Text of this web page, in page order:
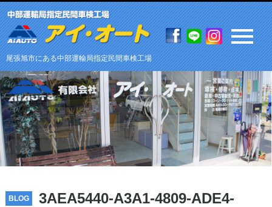
尾張旭市にある中部運輸局指定民間車検工場
3AEA5440-A3A1-4809-ADE4-
BLOG